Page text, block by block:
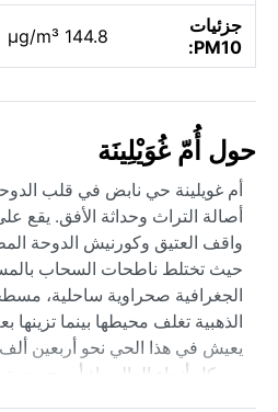
جزئيات
PM10:
144.8 µg/m³
حول أُمّ غُوَيْلِينَة
أم غويلينة حي نابض في قلب
أصالة التراث وحداثة الأفق.
واقف العتيق وكورنيش الدوحة
حيث تختلط ناطحات السحاب
الجغرافية صحراوية ساحلية،
الذهبية تغلف محيطها بينما
يعيش في هذا الحي نحو أربعين
من كل أنحاء العالم، إذ أصبح وجهة